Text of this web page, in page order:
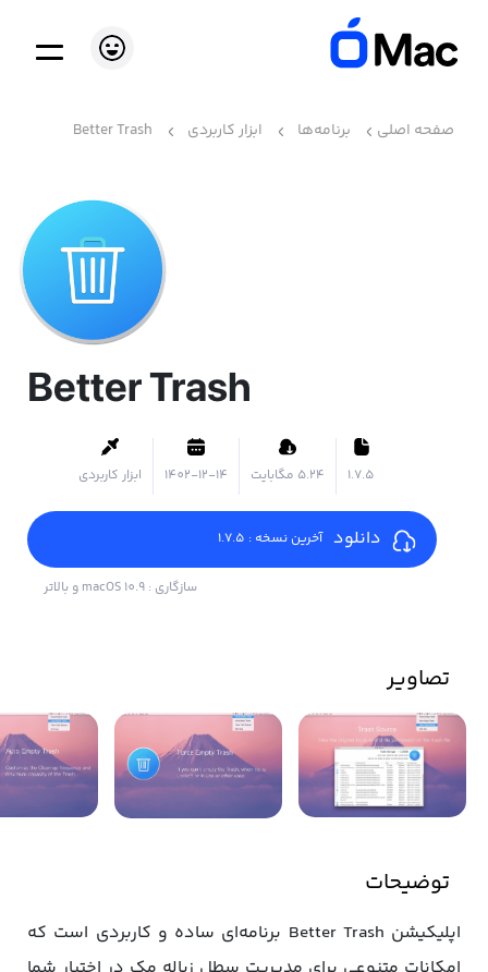
صفحه اصلی برنامه‌ها ابزار کاربردی Better Trash
Better Trash
1.7.5 ۵.۲۴ مگابایت 1402-12-14 ابزار کاربردی
دانلود آخرین نسخه : 1.7.5
سازگاری : macOS 10.9 و بالاتر
تصاویر
توضیحات
اپلیکیشن Better Trash برنامه‌ای ساده و کاربردی است که